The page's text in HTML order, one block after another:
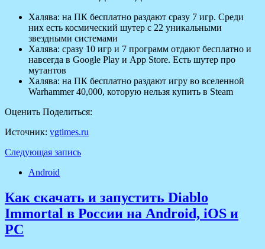
Халява: на ПК бесплатно раздают сразу 7 игр. Среди
них есть космический шутер с 22 уникальными
звездными системами
Халява: сразу 10 игр и 7 программ отдают бесплатно и
навсегда в Google Play и App Store. Есть шутер про
мутантов
Халява: на ПК бесплатно раздают игру во вселенной
Warhammer 40,000, которую нельзя купить в Steam
Оценить Поделиться:
Источник: vgtimes.ru
Следующая запись
Android
Как скачать и запустить Diablo
Immortal в России на Android, iOS и
PC